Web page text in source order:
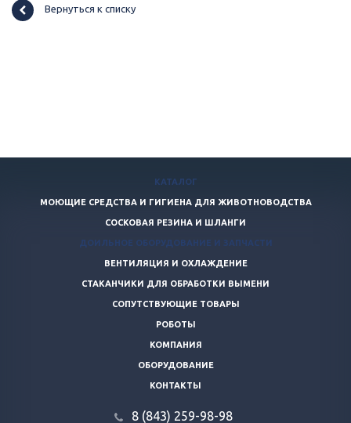
Вернуться к списку
КАТАЛОГ
МОЮЩИЕ СРЕДСТВА И ГИГИЕНА ДЛЯ ЖИВОТНОВОДСТВА
СОСКОВАЯ РЕЗИНА И ШЛАНГИ
ДОИЛЬНОЕ ОБОРУДОВАНИЕ И ЗАПЧАСТИ
ВЕНТИЛЯЦИЯ И ОХЛАЖДЕНИЕ
СТАКАНЧИКИ ДЛЯ ОБРАБОТКИ ВЫМЕНИ
СОПУТСТВУЮЩИЕ ТОВАРЫ
РОБОТЫ
КОМПАНИЯ
ОБОРУДОВАНИЕ
КОНТАКТЫ
8 (843) 259-98-98